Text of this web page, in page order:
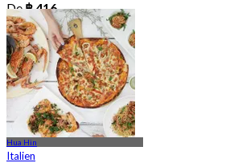
De ฿ 416
Hua Hin
Italien